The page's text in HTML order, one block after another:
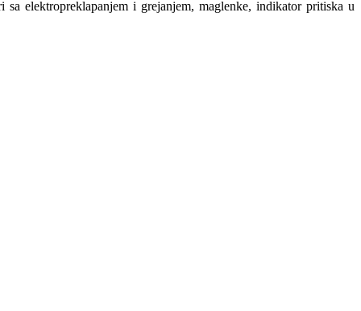
elektropreklapanjem i grejanjem, maglenke, indikator pritiska u